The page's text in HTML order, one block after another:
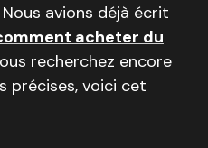
avions déjà écrit
acheter du
recherchez encore
précises, voici cet